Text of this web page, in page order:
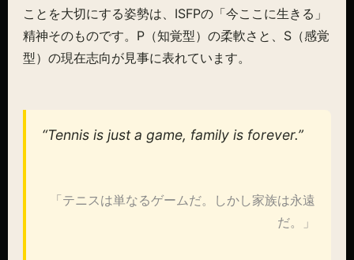
ことを大切にする姿勢は、ISFPの「今ここに生きる」
精神そのものです。P（知覚型）の柔軟さと、S（感覚
型）の現在志向が見事に表れています。
“Tennis is just a game, family is forever.”
「テニスは単なるゲームだ。しかし家族は永遠
だ。」